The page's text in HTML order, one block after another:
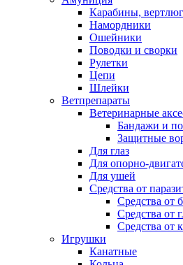
Карабины,
Намордники
Ошейники
Поводки и сворки
Рулетки
Цепи
Шлейки
Ветпрепараты
Ветеринарные
Бандажи и
Защитные
Для глаз
Для опорно-
Для ушей
Средства от
Средства от
Средства от
Средства от
Игрушки
Канатные